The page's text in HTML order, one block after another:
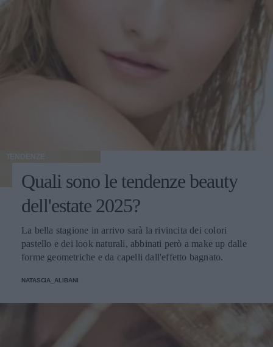
TENDENZE
Quali sono le tendenze beauty
dell'estate 2025?
La bella stagione in arrivo sarà la rivincita dei colori
pastello e dei look naturali, abbinati però a make up dalle
forme geometriche e da capelli dall'effetto bagnato.
NATASCIA_ALIBANI